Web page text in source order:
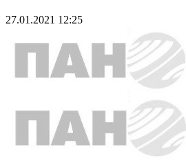
27.01.2021 12:25